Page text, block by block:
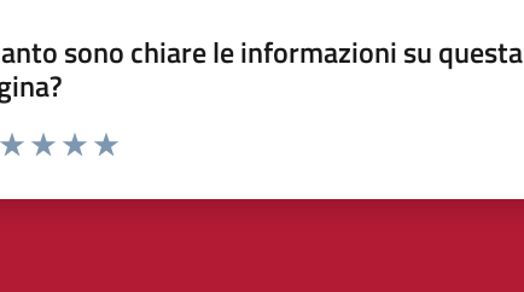
sono chiare le informazioni su questa
da 1 a 5 stelle la pagina